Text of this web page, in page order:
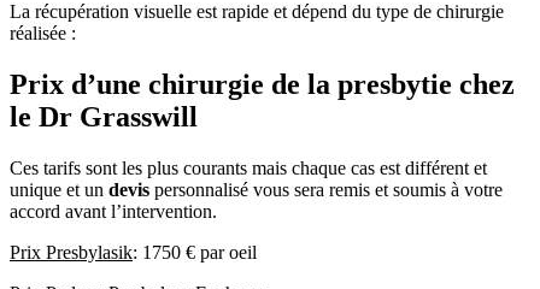
La récupération visuelle est rapide et dépend du type de chirurgie
réalisée :
Prix d’une chirurgie de la presbytie chez
le Dr Grasswill
Ces tarifs sont les plus courants mais chaque cas est différent et
unique et un devis personnalisé vous sera remis et soumis à votre
accord avant l’intervention.
Prix Presbylasik: 1750 € par oeil